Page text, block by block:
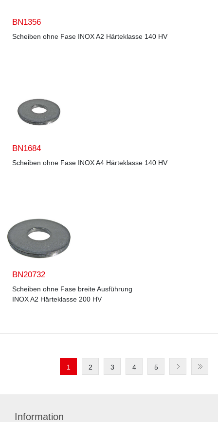
BN1356
Scheiben ohne Fase INOX A2 Härteklasse 140 HV
BN1684
Scheiben ohne Fase INOX A4 Härteklasse 140 HV
BN20732
Scheiben ohne Fase breite Ausführung
INOX A2 Härteklasse 200 HV
1 2 3 4 5
Information